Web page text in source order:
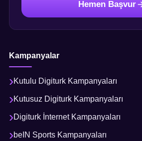
Hemen Başvur
Kampanyalar
Kutulu Digiturk Kampanyaları
Kutusuz Digiturk Kampanyaları
Digiturk İnternet Kampanyaları
beIN Sports Kampanyaları